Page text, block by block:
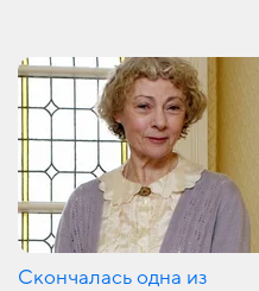
Cкончалась одна из